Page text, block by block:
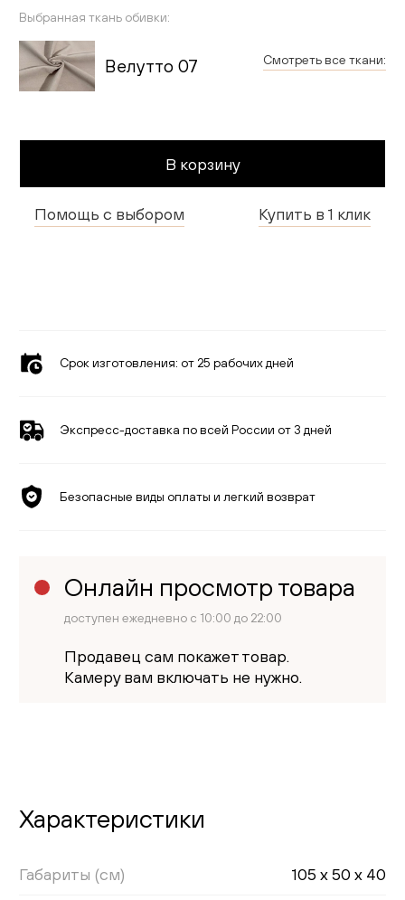
Гостиная
Детская
Кухня
Проекты
Мебель для бизнеса
Дизайнерам
Выбранная ткань обивки:
Велутто 07 Смотреть все ткани:
В корзину
Помощь с выбором Купить в 1 клик
Срок изготовления: от 25 рабочих дней
Экспресс-доставка по всей России от 3 дней
Безопасные виды оплаты и легкий возврат
Онлайн просмотр товара
доступен ежедневно с 10:00 до 22:00
Продавец сам покажет товар.
Камеру вам включать не нужно.
Характеристики
Габариты (см) 105 x 50 x 40